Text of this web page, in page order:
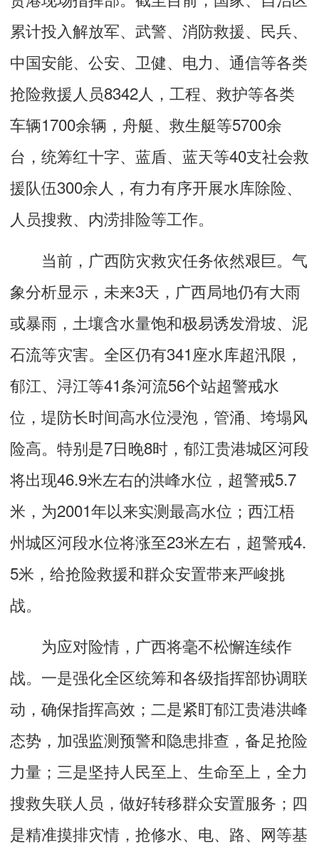
累计投入解放军、武警、消防救援、民兵、
中国安能、公安、卫健、电力、通信等各类
抢险救援人员8342人，工程、救护等各类
车辆1700余辆，舟艇、救生艇等5700余
台，统筹红十字、蓝盾、蓝天等40支社会救
援队伍300余人，有力有序开展水库除险、
人员搜救、内涝排险等工作。
当前，广西防灾救灾任务依然艰巨。气
象分析显示，未来3天，广西局地仍有大雨
或暴雨，土壤含水量饱和极易诱发滑坡、泥
石流等灾害。全区仍有341座水库超汛限，
郁江、浔江等41条河流56个站超警戒水
位，堤防长时间高水位浸泡，管涌、垮塌风
险高。特别是7日晚8时，郁江贵港城区河段
将出现46.9米左右的洪峰水位，超警戒5.7
米，为2001年以来实测最高水位；西江梧
州城区河段水位将涨至23米左右，超警戒4.
5米，给抢险救援和群众安置带来严峻挑
战。
为应对险情，广西将毫不松懈连续作
战。一是强化全区统筹和各级指挥部协调联
动，确保指挥高效；二是紧盯郁江贵港洪峰
态势，加强监测预警和隐患排查，备足抢险
力量；三是坚持人民至上、生命至上，全力
搜救失联人员，做好转移群众安置服务；四
是精准摸排灾情，抢修水、电、路、网等基